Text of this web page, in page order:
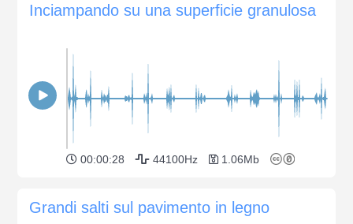
Inciampando su una superficie granulosa
00:00:28 44100Hz 1.06Mb
Grandi salti sul pavimento in legno